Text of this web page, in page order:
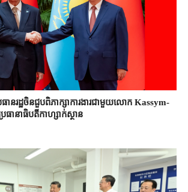
នរដ្ឋចិន​ជួបពិភាក្សា​ការងារជាមួយ​លោក Kassym-
ានាធិបតី​កាហ្សាក់ស្ថាន​